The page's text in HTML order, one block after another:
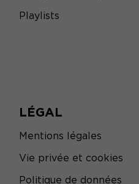
Playlists
LÉGAL
Mentions légales
Vie privée et cookies
Politique de données